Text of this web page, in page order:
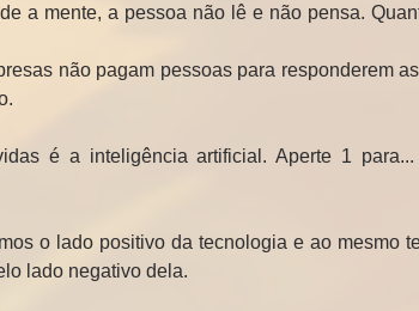
a mente, a pessoa não lê e não pensa.
não pagam pessoas para responderem
é a inteligência artificial. Aperte 1
o lado positivo da tecnologia e ao mesmo
lado negativo dela.